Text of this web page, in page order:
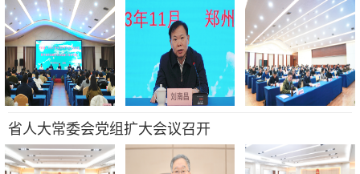
省人大常委会党组扩大会议召开